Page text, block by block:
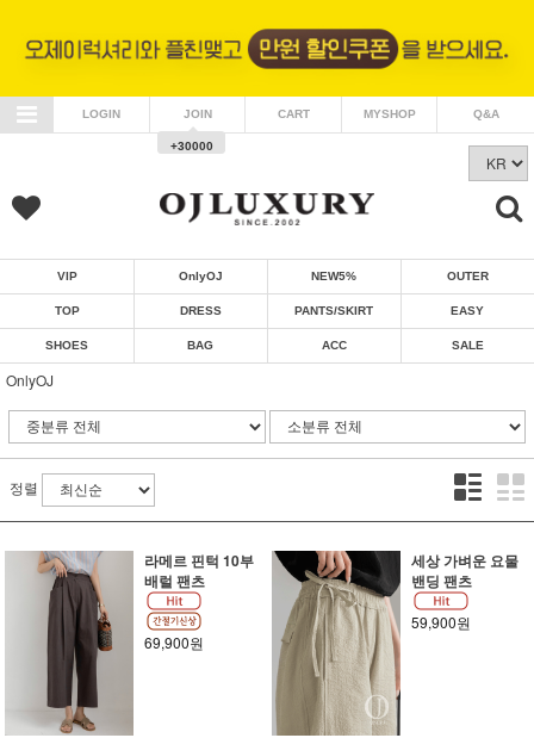
LOGIN JOIN
+30000
CART MYSHOP Q&A
VIP OnlyOJ NEW5% OUTER
TOP DRESS PANTS/SKIRT EASY
SHOES BAG ACC SALE
OnlyOJ
정렬
라메르 핀턱 10부
배럴 팬츠
69,900원
세상 가벼운 요물
밴딩 팬츠
59,900원